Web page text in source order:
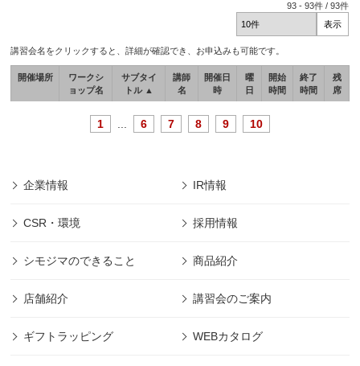
93 -93件 /93件
講習会名をクリックすると、詳細が確認でき、お申込みも可能です。
開催場所
ワークシ
ョップ名
サブタイ
トル ▲
講師
名
開催日
時
曜
日
開始
時間
終了
時間
残
席
1 6 7 8 9 10
企業情報 IR情報
CSR・環境 採用情報
シモジマのできること 商品紹介
店舗紹介 講習会のご案内
ギフトラッピング WEBカタログ